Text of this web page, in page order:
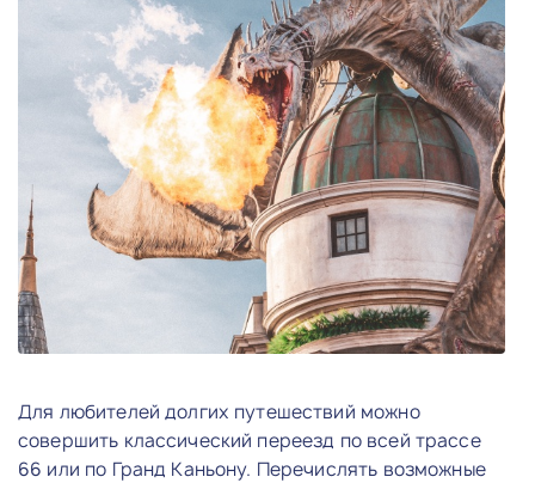
Для любителей долгих путешествий можно
совершить классический переезд по всей трассе
66 или по Гранд Каньону. Перечислять возможные